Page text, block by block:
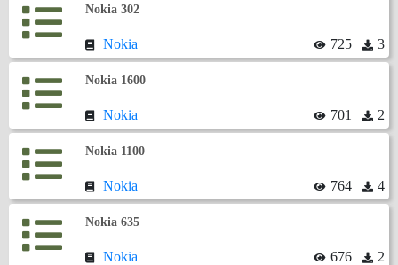
Nokia 302
Nokia 725 3
Nokia 1600
Nokia 701 2
Nokia 1100
Nokia 764 4
Nokia 635
Nokia 676 2